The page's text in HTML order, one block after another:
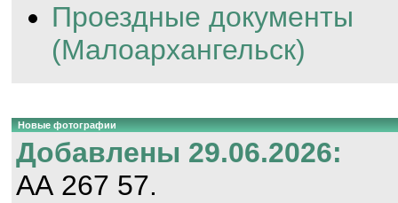
Проездные документы
(Малоархангельск)
Новые фотографии
Добавлены 29.06.2026:
АА 267 57.